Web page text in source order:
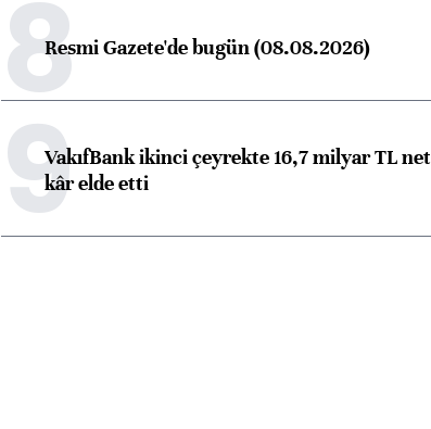
8Resmi Gazete'de bugün (08.08.2026)
9VakıfBank ikinci çeyrekte 16,7 milyar TL net
kâr elde etti